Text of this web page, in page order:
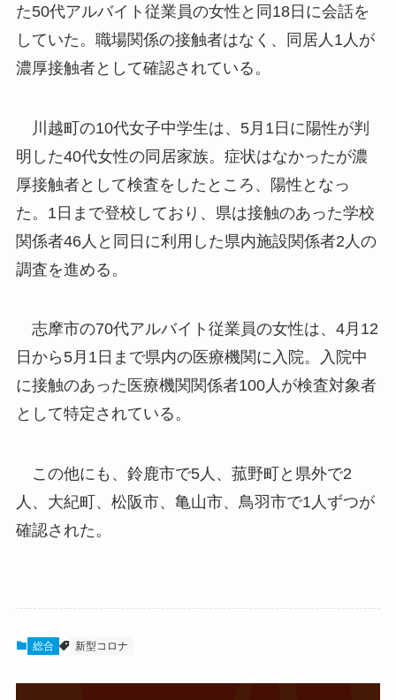
た50代アルバイト従業員の女性と同18日に会話を
していた。職場関係の接触者はなく、同居人1人が
濃厚接触者として確認されている。
川越町の10代女子中学生は、5月1日に陽性が判
明した40代女性の同居家族。症状はなかったが濃
厚接触者として検査をしたところ、陽性となっ
た。1日まで登校しており、県は接触のあった学校
関係者46人と同日に利用した県内施設関係者2人の
調査を進める。
志摩市の70代アルバイト従業員の女性は、4月12
日から5月1日まで県内の医療機関に入院。入院中
に接触のあった医療機関関係者100人が検査対象者
として特定されている。
この他にも、鈴鹿市で5人、菰野町と県外で2
人、大紀町、松阪市、亀山市、鳥羽市で1人ずつが
確認された。
総合 新型コロナ